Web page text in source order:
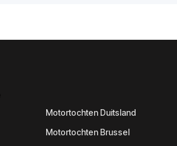
Motortochten Duitsland
Motortochten Brussel